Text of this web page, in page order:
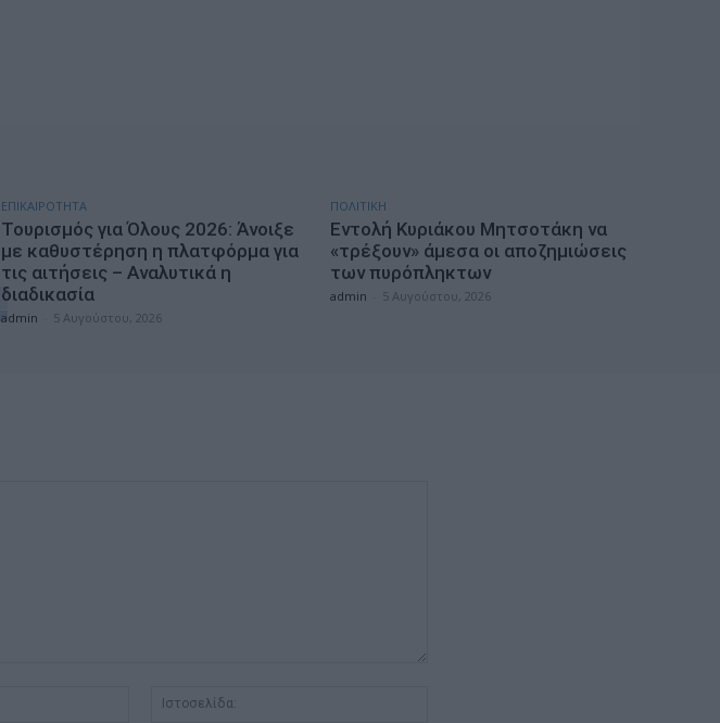
ΕΠΙΚΑΙΡΟΤΗΤΑ
Τουρισμός για Όλους 2026: Άνοιξε
με καθυστέρηση η πλατφόρμα για
τις αιτήσεις – Αναλυτικά η
διαδικασία
admin 5 Αυγούστου, 2026
ΠΟΛΙΤΙΚΗ
Εντολή Κυριάκου Μητσοτάκη να
«τρέξουν» άμεσα οι αποζημιώσεις
των πυρόπληκτων
admin 5 Αυγούστου, 2026
Email:*